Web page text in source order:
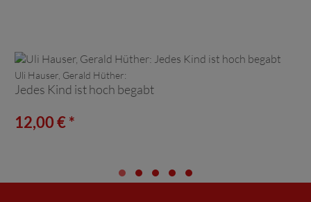
Uli Hauser, Gerald Hüther:
Jedes Kind ist hoch begabt
12,00 € *